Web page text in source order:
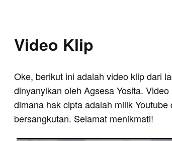
Video Klip
Oke, berikut ini adalah video klip dari
dinyanyikan oleh Agsesa Yosita.
dimana hak cipta adalah milik
bersangkutan. Selamat menikmati!